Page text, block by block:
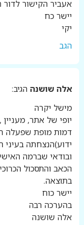
אעביר הקישור לדור
יישר כח
יקי
הגב
אלה שושנה הגיב:
מישל יקרה
יופי של אתר,
דמות מופת שפעלה
ידוע)הנצחתה
ובודאי שברמה
הכאב והתסכול
בתוצאה.
יישר כוח
בהערכה רבה
אלה שושנה